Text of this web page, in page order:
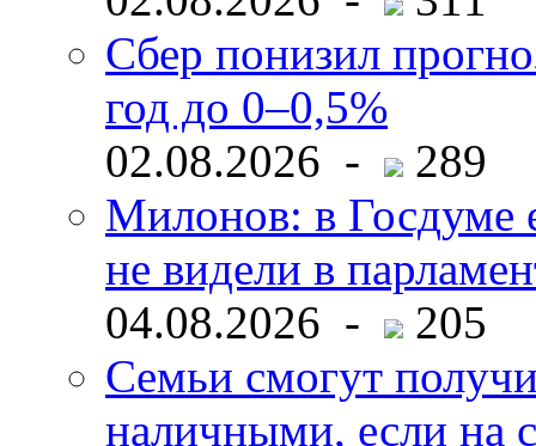
Сбер понизил
год до 0–0,5%
02.08.2026 -
289
Милонов: в Госдуме
не видели в
04.08.2026 -
205
Семьи смогут
наличными, если на